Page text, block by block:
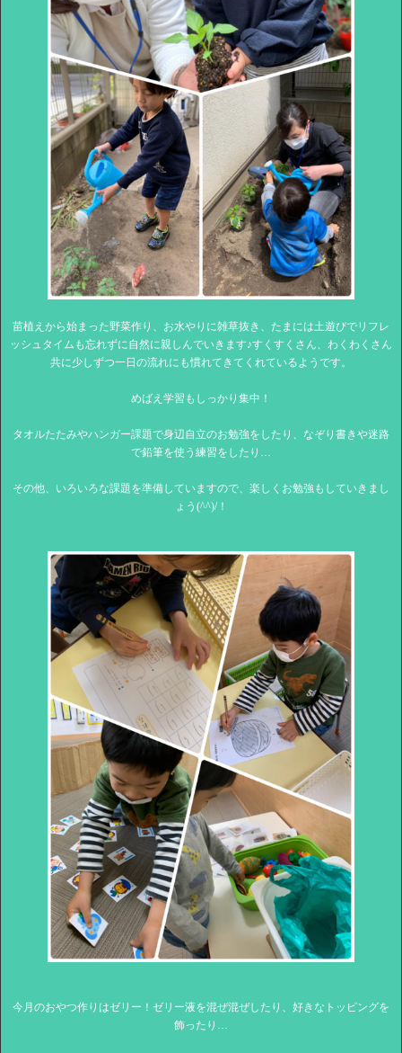
苗植えから始まった野菜作り、お水やりに雑草抜き、たまには土遊びでリフレ
ッシュタイムも忘れずに自然に親しんでいきます♪すくすくさん、わくわくさん
共に少しずつ一日の流れにも慣れてきてくれているようです。
めばえ学習もしっかり集中！
タオルたたみやハンガー課題で身辺自立のお勉強をしたり、なぞり書きや迷路
で鉛筆を使う練習をしたり…
その他、いろいろな課題を準備していますので、楽しくお勉強もしていきまし
ょう(^^)/！
今月のおやつ作りはゼリー！ゼリー液を混ぜ混ぜしたり、好きなトッピングを
飾ったり…